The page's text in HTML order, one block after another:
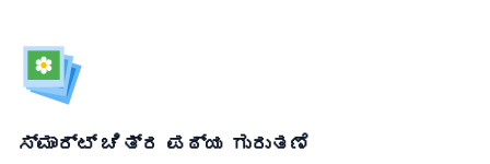
ಸ್ಮಾರ್ಟ್ ಚಿತ್ರ ಪಠ್ಯ ಗುರುತಣೆ